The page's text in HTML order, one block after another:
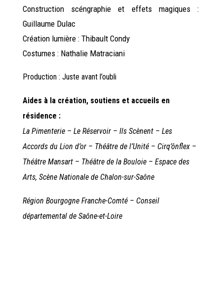
Construction scéngraphie et effets magiques :
Guillaume Dulac
Création lumière : Thibault Condy
Costumes : Nathalie Matraciani
Production : Juste avant l’oubli
Aides à la création, soutiens et accueils en
résidence :
La Pimenterie – Le Réservoir – Ils Scènent – Les
Accords du Lion d’or – Théâtre de l’Unité – Cirq’ônflex –
Théâtre Mansart – Théâtre de la Bouloie – Espace des
Arts, Scène Nationale de Chalon-sur-Saône
Région Bourgogne Franche-Comté – Conseil
départemental de Saône-et-Loire